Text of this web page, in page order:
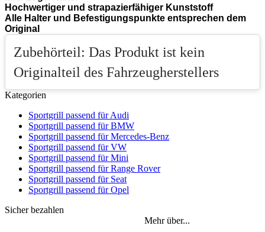
Hochwertiger und strapazierfähiger Kunststoff
Alle Halter und Befestigungspunkte entsprechen dem
Original
Zubehörteil: Das Produkt ist kein
Originalteil des Fahrzeugherstellers
Kategorien
Sportgrill passend für Audi
Sportgrill passend für BMW
Sportgrill passend für Mercedes-Benz
Sportgrill passend für VW
Sportgrill passend für Mini
Sportgrill passend für Range Rover
Sportgrill passend für Seat
Sportgrill passend für Opel
Sicher bezahlen
Mehr über...